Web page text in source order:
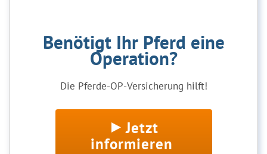
Benötigt Ihr Pferd eine
Operation?
Die Pferde-OP-Versicherung hilft!
Jetzt
informieren